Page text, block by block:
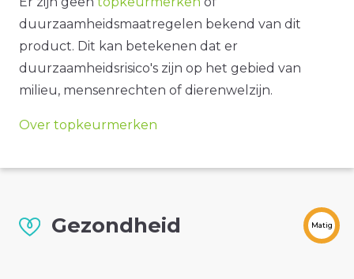
duurzaamheidsmaatregelen bekend van dit
product. Dit kan betekenen dat er
duurzaamheidsrisico's zijn op het gebied van
milieu, mensenrechten of dierenwelzijn.
Over topkeurmerken
Gezondheid Matig